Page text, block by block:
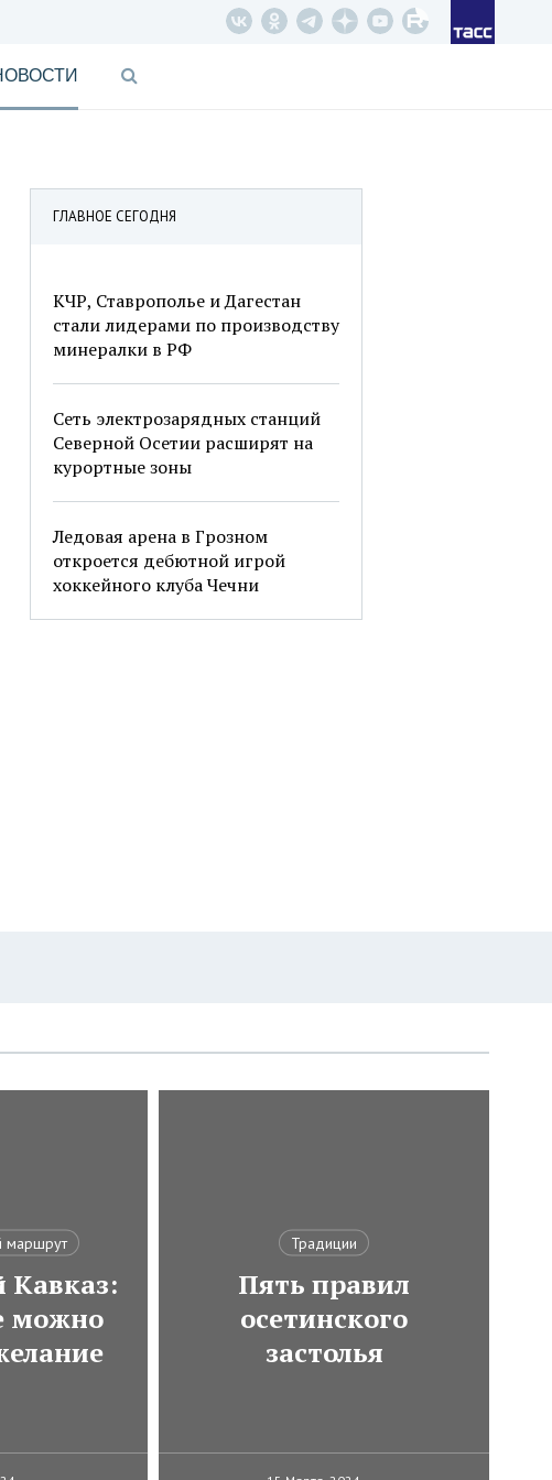
ГЛАВНОЕ СЕГОДНЯ
КЧР, Ставрополье и Дагестан
стали лидерами по производству
минералки в РФ
Сеть электрозарядных станций
Северной Осетии расширят на
курортные зоны
Ледовая арена в Грозном
откроется дебютной игрой
хоккейного клуба Чечни
маршрут
можно
Традиции
Пять правил
осетинского
застолья